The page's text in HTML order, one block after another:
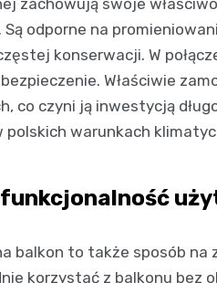
zachowują swoje
Są odporne na
konserwacji. W
Właściwie
co czyni ją inwestycją
polskich warunkach
balkon to także sposób
korzystać z balkonu bez